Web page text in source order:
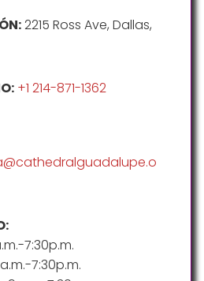
2215 Ross Ave, Dallas,
+1 214-871-1362
7:30p.m.
7:30p.m.